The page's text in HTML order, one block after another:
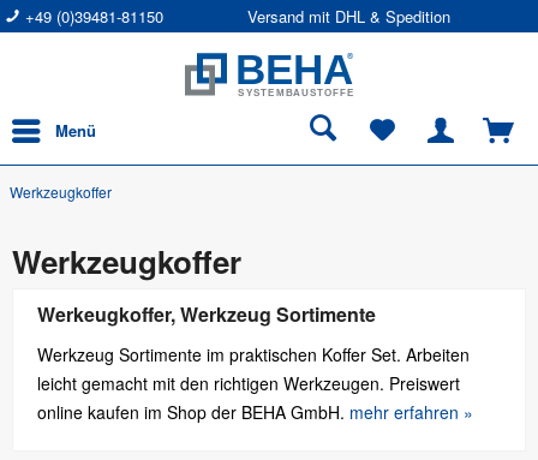
+49 (0)39481-81150 Versand mit DHL & Spedition
Menü
Werkzeugkoffer
Werkzeugkoffer
Werkeugkoffer, Werkzeug Sortimente
Werkzeug Sortimente im praktischen Koffer Set. Arbeiten
leicht gemacht mit den richtigen Werkzeugen. Preiswert
online kaufen im Shop der BEHA GmbH. mehr erfahren »